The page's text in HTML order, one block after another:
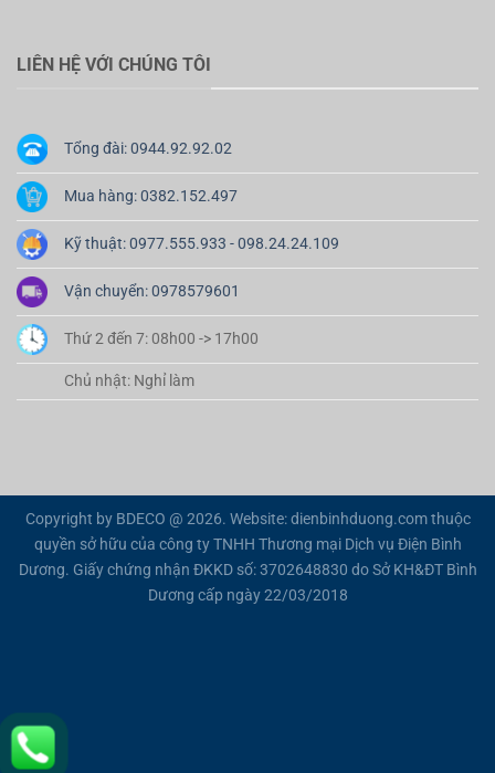
LIÊN HỆ VỚI CHÚNG TÔI
Tổng đài: 0944.92.92.02
Mua hàng: 0382.152.497
Kỹ thuật: 0977.555.933 - 098.24.24.109
Vận chuyển: 0978579601
Thứ 2 đến 7: 08h00 -> 17h00
Chủ nhật: Nghỉ làm
Copyright by BDECO @ 2026. Website: dienbinhduong.com thuộc
quyền sở hữu của công ty TNHH Thương mại Dịch vụ Điện Bình
Dương. Giấy chứng nhận ĐKKD số: 3702648830 do Sở KH&ĐT Bình
Dương cấp ngày 22/03/2018